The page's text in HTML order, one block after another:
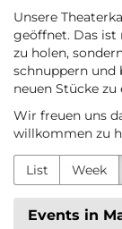
Unsere
geöffnet. Das ist
zu holen,
schnuppern und
neuen Stücke zu
Wir freuen uns
willkommen zu
List Week
Events in